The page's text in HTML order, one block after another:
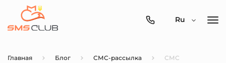
0800-
Ru
Главная Блог СМС-рассылка
СМС